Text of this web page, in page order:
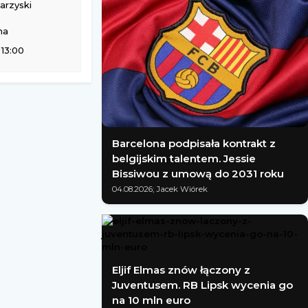
Barcelona podpisała kontrakt z
belgijskim talentem. Jessie
Bissiwou z umową do 2031 roku
04.08.2026; Jacek Wiórek
Eljif Elmas znów łączony z
Juventusem. RB Lipsk wycenia go
na 10 mln euro